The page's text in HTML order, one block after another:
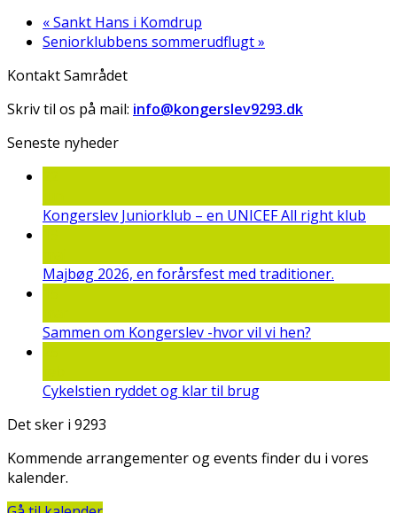
«Sankt Hans i Komdrup
Seniorklubbens sommerudflugt»
Kontakt Samrådet
Skriv til os på mail: info@kongerslev9293.dk
Seneste nyheder
Kongerslev Juniorklub – en UNICEF All right klub
Majbøg 2026, en forårsfest med traditioner.
Sammen om Kongerslev -hvor vil vi hen?
Cykelstien ryddet og klar til brug
Det sker i 9293
Kommende arrangementer og events finder du i vores
kalender.